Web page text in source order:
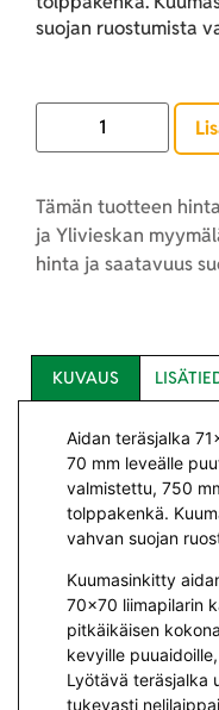
suojan ruostumista
Tämän tuotteen
ja Ylivieskan
hinta ja saatavuus
KUVAUS
Aidan teräsjalka
70 mm leveälle
valmistettu, 750
tolppakenkä.
vahvan suojan
Kuumasinkitty
70×70 liimapilarin
pitkäikäisen
kevyille
Lyötävä teräsjalka
tukevasti